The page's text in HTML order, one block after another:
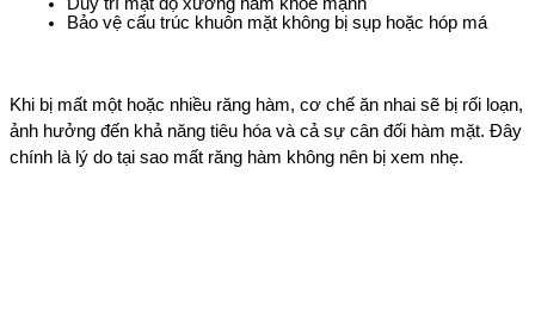
Bảo vệ cấu trúc khuôn mặt không bị sụp hoặc hóp má
Khi bị mất một hoặc nhiều răng hàm, cơ chế ăn nhai sẽ bị rối loạn,
ảnh hưởng đến khả năng tiêu hóa và cả sự cân đối hàm mặt. Đây
chính là lý do tại sao mất răng hàm không nên bị xem nhẹ.